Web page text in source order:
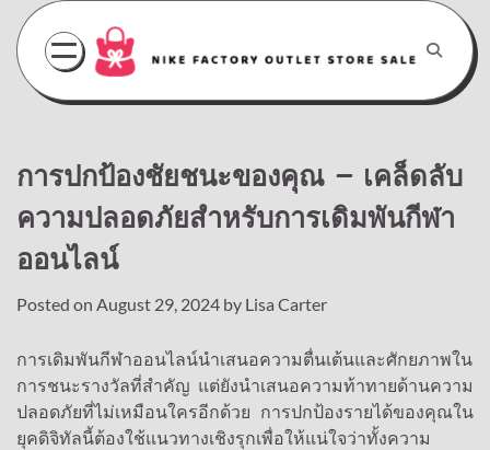
Skip
content
การปกป้องชัยชนะของคุณ – เคล็ดลับ
ความปลอดภัยสำหรับการเดิมพันกีฬา
ออนไลน์
Posted on August 29, 2024 by Lisa Carter
การเดิมพันกีฬาออนไลน์นำเสนอความตื่นเต้นและศักยภาพใน
การชนะรางวัลที่สำคัญ แต่ยังนำเสนอความท้าทายด้านความ
ปลอดภัยที่ไม่เหมือนใครอีกด้วย การปกป้องรายได้ของคุณใน
ยุคดิจิทัลนี้ต้องใช้แนวทางเชิงรุกเพื่อให้แน่ใจว่าทั้งความ